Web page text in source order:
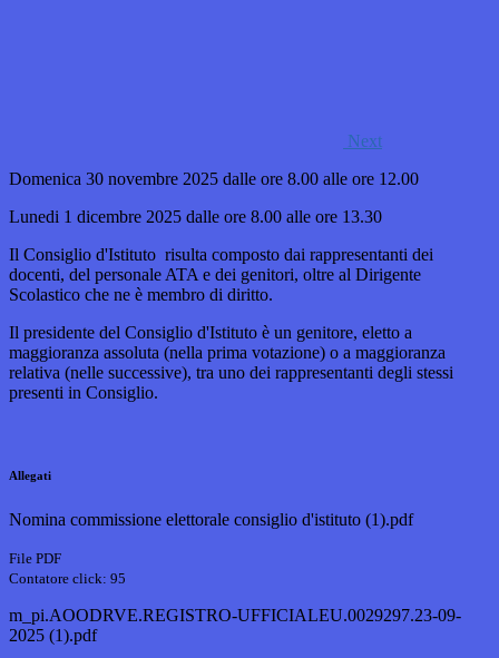
Next
Domenica 30 novembre 2025 dalle ore 8.00 alle ore 12.00
Lunedi 1 dicembre 2025 dalle ore 8.00 alle ore 13.30
Il Consiglio d'Istituto risulta composto dai rappresentanti dei
docenti, del personale ATA e dei genitori, oltre al Dirigente
Scolastico che ne è membro di diritto.
Il presidente del Consiglio d'Istituto è un genitore, eletto a
maggioranza assoluta (nella prima votazione) o a maggioranza
relativa (nelle successive), tra uno dei rappresentanti degli stessi
presenti in Consiglio.
Allegati
Nomina commissione elettorale consiglio d'istituto (1).pdf
File PDF
Contatore click: 95
m_pi.AOODRVE.REGISTRO-UFFICIALEU.0029297.23-09-
2025 (1).pdf